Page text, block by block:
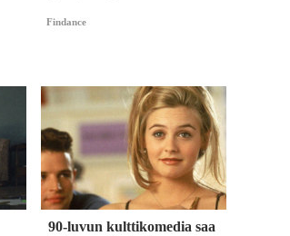
Findance
90-luvun kulttikomedia saa